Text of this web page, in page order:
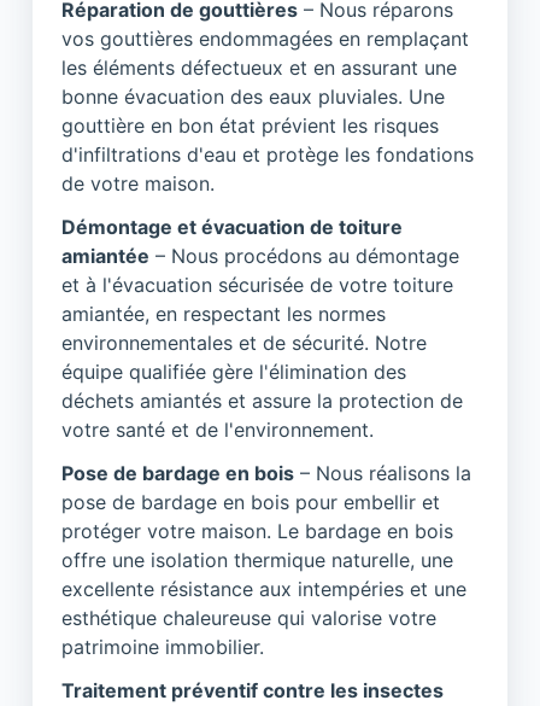
Réparation de gouttières – Nous réparons
vos gouttières endommagées en remplaçant
les éléments défectueux et en assurant une
bonne évacuation des eaux pluviales. Une
gouttière en bon état prévient les risques
d'infiltrations d'eau et protège les fondations
de votre maison.
Démontage et évacuation de toiture
amiantée – Nous procédons au démontage
et à l'évacuation sécurisée de votre toiture
amiantée, en respectant les normes
environnementales et de sécurité. Notre
équipe qualifiée gère l'élimination des
déchets amiantés et assure la protection de
votre santé et de l'environnement.
Pose de bardage en bois – Nous réalisons la
pose de bardage en bois pour embellir et
protéger votre maison. Le bardage en bois
offre une isolation thermique naturelle, une
excellente résistance aux intempéries et une
esthétique chaleureuse qui valorise votre
patrimoine immobilier.
Traitement préventif contre les insectes